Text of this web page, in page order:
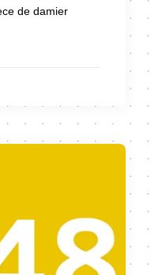
de damier